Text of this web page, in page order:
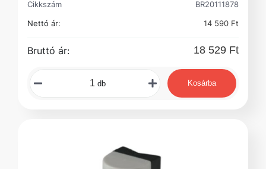
Cikkszám
BR20111878
Nettó ár:
14 590 Ft
Bruttó ár: 18 529 Ft
db Kosárba